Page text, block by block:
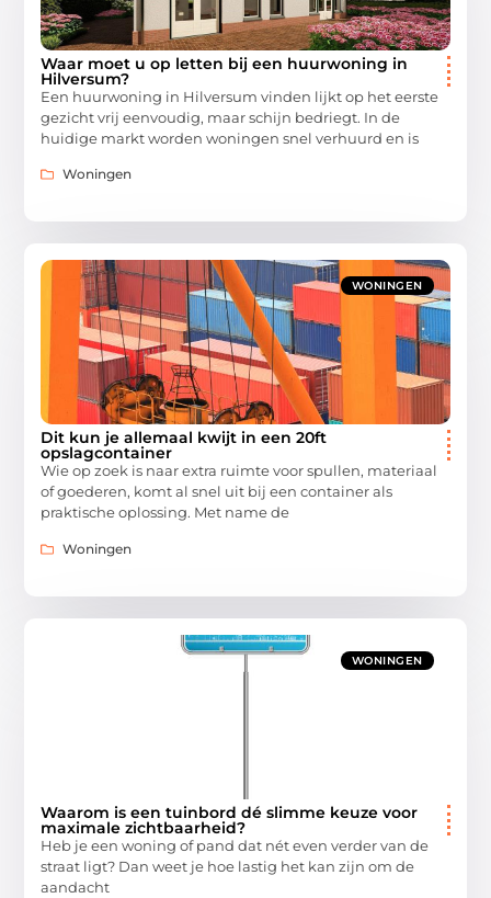
Waar moet u op letten bij een huurwoning in
Hilversum?
Een huurwoning in Hilversum vinden lijkt op het eerste
gezicht vrij eenvoudig, maar schijn bedriegt. In de
huidige markt worden woningen snel verhuurd en is
Woningen
WONINGEN
Dit kun je allemaal kwijt in een 20ft
opslagcontainer
Wie op zoek is naar extra ruimte voor spullen, materiaal
of goederen, komt al snel uit bij een container als
praktische oplossing. Met name de
Woningen
WONINGEN
Waarom is een tuinbord dé slimme keuze voor
maximale zichtbaarheid?
Heb je een woning of pand dat nét even verder van de
straat ligt? Dan weet je hoe lastig het kan zijn om de
aandacht